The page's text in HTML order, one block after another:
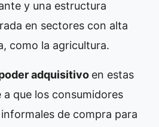
y una estructura
en sectores con alta
como la agricultura.
adquisitivo en estas
que los consumidores
de compra para